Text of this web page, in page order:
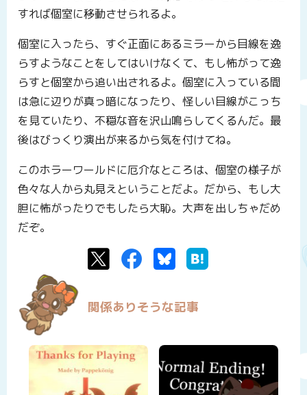
すれば個室に移動させられるよ。
個室に入ったら、すぐ正面にあるミラーから目線を逸
らすようなことをしてはいけなくて、もし怖がって逸
らすと個室から追い出されるよ。個室に入っている間
は急に辺りが真っ暗になったり、怪しい目線がこっち
を見ていたり、不穏な音を沢山鳴らしてくるんだ。最
後はびっくり演出が来るから気を付けてね。
このホラーワールドに厄介なところは、個室の様子が
色々な人から丸見えということだよ。だから、もし大
胆に怖がったりでもしたら大恥。大声を出しちゃだめ
だぞ。
TwitterFacebookBluesky はてなブックマーク
関係ありそうな記事